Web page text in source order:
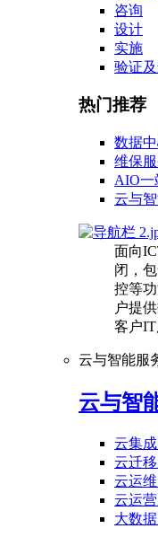
咨询
设计
实施
验证
热门推荐
数据
维保
AIO一
云与
面向
闭，
控等
户提
客户IT
云与智能服
云与智
云集
云迁
云运
云运
大数